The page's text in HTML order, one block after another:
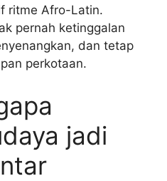
ritme Afro-Latin.
pernah ketinggalan
dan tetap
perkotaan.
jadi